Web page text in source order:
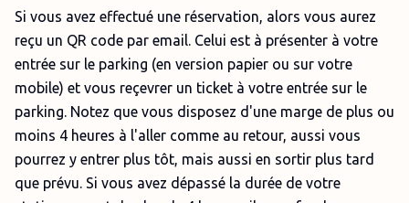
Si vous avez effectué une réservation, alors vous aurez
reçu un QR code par email. Celui est à présenter à votre
entrée sur le parking (en version papier ou sur votre
mobile) et vous reçevrer un ticket à votre entrée sur le
parking. Notez que vous disposez d'une marge de plus ou
moins 4 heures à l'aller comme au retour, aussi vous
pourrez y entrer plus tôt, mais aussi en sortir plus tard
que prévu. Si vous avez dépassé la durée de votre